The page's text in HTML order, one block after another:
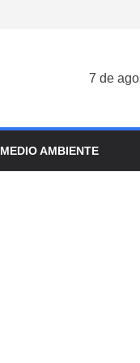
7 de
MEDIO AMBIENTE